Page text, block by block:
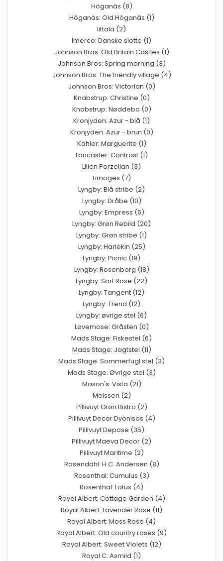
Höganäs (8)
Höganäs: Old Höganäs (1)
Iittala (2)
Imerco: Danske slotte (1)
Johnson Bros: Old Britain Castles (1)
Johnson Bros: Spring morning (3)
Johnson Bros: The friendly village (4)
Johnson Bros: Victorian (0)
Knabstrup: Christine (0)
Knabstrup: Nøddebo (0)
Kronjyden: Azur - blå (1)
Kronjyden: Azur - brun (0)
Kähler: Marguerite (1)
Lancaster: Contrast (1)
Lilien Porzellan (3)
Limoges (7)
Lyngby: Blå stribe (2)
Lyngby: Dråbe (10)
Lyngby: Empress (6)
Lyngby: Grøn Rebild (20)
Lyngby: Grøn stribe (1)
Lyngby: Harlekin (25)
Lyngby: Picnic (19)
Lyngby: Rosenborg (18)
Lyngby: Sort Rose (22)
Lyngby: Tangent (12)
Lyngby: Trend (12)
Lyngby: øvrige stel (6)
Løvemose: Gråsten (0)
Mads Stage: Fiskestel (6)
Mads Stage: Jagtstel (11)
Mads Stage: Sommerfugl stel (3)
Mads Stage: Øvrige stel (3)
Mason's: Vista (21)
Meissen (2)
Pillivuyt Grøn Bistro (2)
Pillivuyt Decor Dyonisos (4)
Pillivuyt Depose (35)
Pillivuyt Maeva Decor (2)
Pillivuyt Maritime (2)
Rosendahl: H.C. Andersen (8)
Rosenthal: Cumulus (3)
Rosenthal: Lotus (4)
Royal Albert: Cottage Garden (4)
Royal Albert: Lavender Rose (11)
Royal Albert: Moss Rose (4)
Royal Albert: Old country roses (9)
Royal Albert: Sweet Violets (12)
Royal C: Asmild (1)